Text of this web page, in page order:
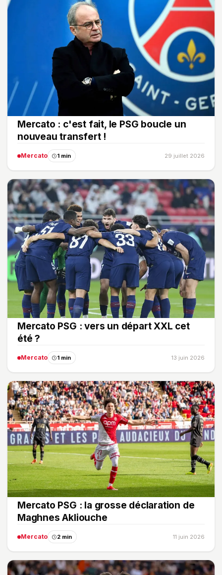
Mercato : c'est fait, le PSG boucle un
nouveau transfert !
Mercato 1 min 29 juillet 2026
Mercato PSG : vers un départ XXL cet
été ?
Mercato 1 min 13 juin 2026
Mercato PSG : la grosse déclaration de
Maghnes Akliouche
Mercato 2 min 11 juin 2026